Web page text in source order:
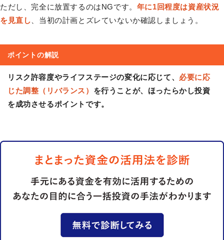
ただし、完全に放置するのはNGです。 年に1回程度は資産状況
を見直し 、当初の計画とズレていないか確認しましょう。
ポイントの解説
リスク許容度やライフステージの変化に応じて、 必要に応
じた調整（リバランス） を行うことが、ほったらかし投資
を成功させるポイントです。